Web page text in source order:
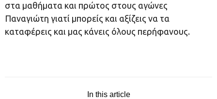
στα μαθήματα και πρώτος στους αγώνες
Παναγιώτη γιατί μπορείς και αξίζεις να τα
καταφέρεις και μας κάνεις όλους περήφανους.
In this article